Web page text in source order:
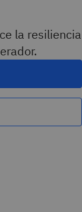
la resiliencia